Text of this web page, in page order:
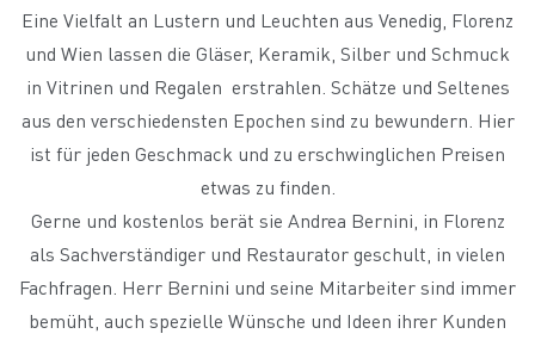
Eine Vielfalt an Lustern und Leuchten aus Venedig, Florenz
und Wien lassen die Gläser, Keramik, Silber und Schmuck
in Vitrinen und Regalen erstrahlen. Schätze und Seltenes
aus den verschiedensten Epochen sind zu bewundern. Hier
ist für jeden Geschmack und zu erschwinglichen Preisen
etwas zu finden.
Gerne und kostenlos berät sie Andrea Bernini, in Florenz
als Sachverständiger und Restaurator geschult, in vielen
Fachfragen. Herr Bernini und seine Mitarbeiter sind immer
bemüht, auch spezielle Wünsche und Ideen ihrer Kunden